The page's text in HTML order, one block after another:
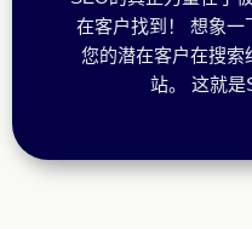
在客户找到！ 想象一
您的潜在客户在搜索
站。 这就是